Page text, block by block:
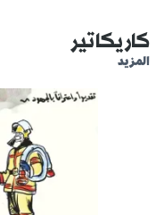
كاريكاتير
المزيد